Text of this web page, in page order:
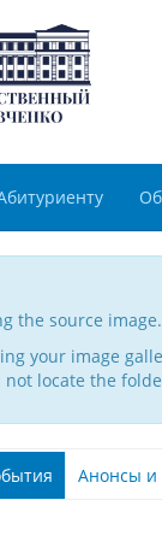
the source image.
your image
locate the
Анонсы и